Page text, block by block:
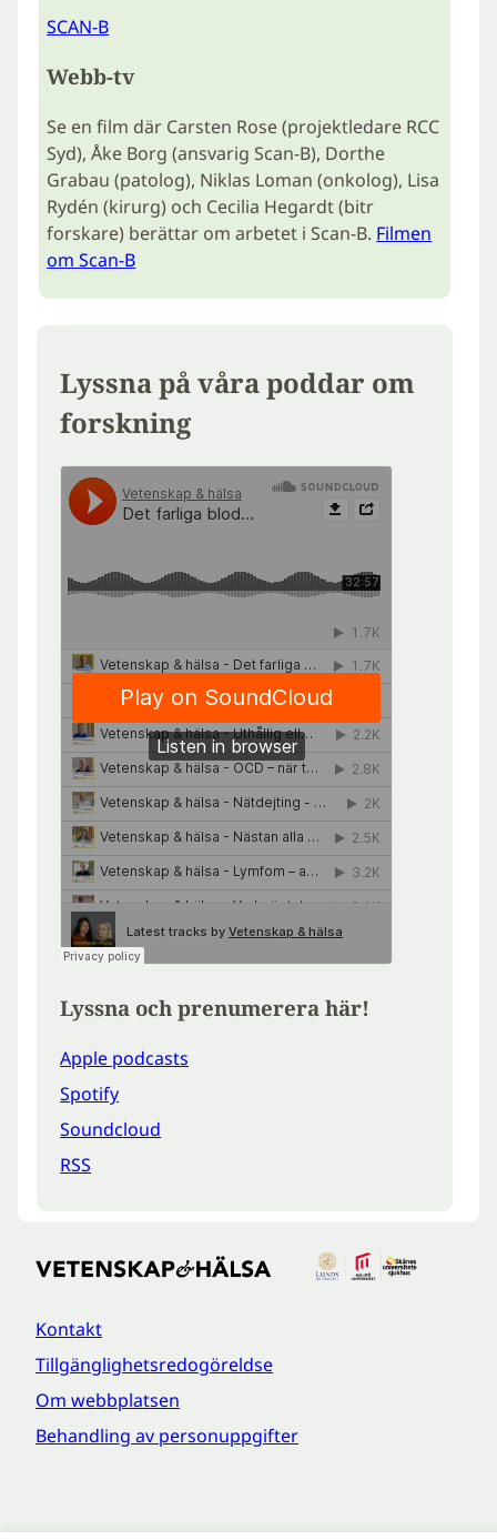
SCAN-B
Webb-tv
Se en film där Carsten Rose (projektledare RCC
Syd), Åke Borg (ansvarig Scan-B), Dorthe
Grabau (patolog), Niklas Loman (onkolog), Lisa
Rydén (kirurg) och Cecilia Hegardt (bitr
forskare) berättar om arbetet i Scan-B. Filmen
om Scan-B
Lyssna på våra poddar om
forskning
Lyssna och prenumerera här!
Apple podcasts
Spotify
Soundcloud
RSS
Kontakt
Tillgänglighetsredogöreldse
Om webbplatsen
Behandling av personuppgifter